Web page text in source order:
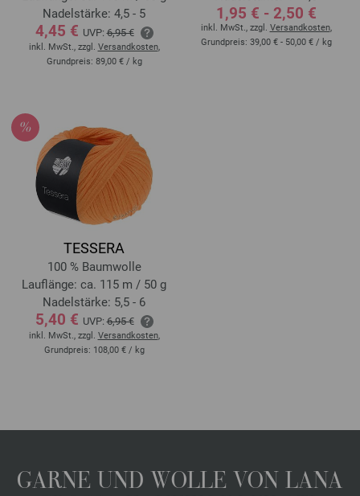
Nadelstärke: 4,5 - 5
4,45 € UVP:6,95 €
inkl. MwSt., zzgl. Versandkosten,
Grundpreis: 89,00 € / kg
1,95 € - 2,50 €
inkl. MwSt., zzgl. Versandkosten,
Grundpreis: 39,00 € - 50,00 € / kg
TESSERA
100 % Baumwolle
Lauflänge: ca. 115 m / 50 g
Nadelstärke: 5,5 - 6
5,40 € UVP:6,95 €
inkl. MwSt., zzgl. Versandkosten,
Grundpreis: 108,00 € / kg
GARNE UND WOLLE VON LANA